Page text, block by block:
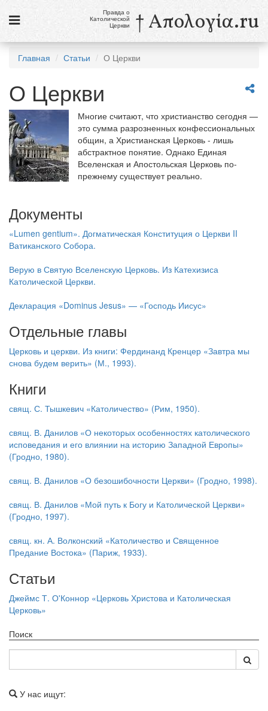
Католики в России
Галерея
Викторины
Ссылки
9 августа
Св. Тереза Бенедикта Креста, дева и мученица
Обратная связь
mail@apologia.ru
Отправить сообщение
Вход
Правда о
Католической
Церкви † Απολογία.ru
Главная Статьи О Церкви
О Церкви
Многие считают, что христианство сегодня —
это сумма разрозненных конфессиональных
общин, а Христианская Церковь - лишь
абстрактное понятие. Однако Единая
Вселенская и Апостольская Церковь по-
прежнему существует реально.
Документы
«Lumen gentium». Догматическая Конституция о Церкви II
Ватиканского Собора.
Верую в Святую Вселенскую Церковь. Из Катехизиса
Католической Церкви.
Декларация «Dominus Jesus» — «Господь Иисус»
Отдельные главы
Церковь и церкви. Из книги: Фердинанд Кренцер «Завтра мы
снова будем верить» (М., 1993).
Книги
свящ. С. Тышкевич «Католичество» (Рим, 1950).
свящ. В. Данилов «О некоторых особенностях католического
исповедания и его влиянии на историю Западной Европы»
(Гродно, 1980).
свящ. В. Данилов «О безошибочности Церкви» (Гродно, 1998).
свящ. В. Данилов «Мой путь к Богу и Католической Церкви»
(Гродно, 1997).
свящ. кн. А. Волконский «Католичество и Священное
Предание Востока» (Париж, 1933).
Статьи
Джеймс Т. О'Коннор «Церковь Христова и Католическая
Церковь»
Поиск
У нас ищут: